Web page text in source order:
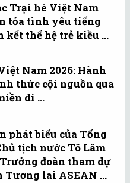
Trại hè Việt Nam
tỏa tình yêu tiếng
kết thế hệ trẻ kiều ...
Nam 2026: Hành
thức cội nguồn qua
di ...
phát biểu của Tổng
tịch nước Tô Lâm
đoàn tham dự
Tương lai ASEAN ...